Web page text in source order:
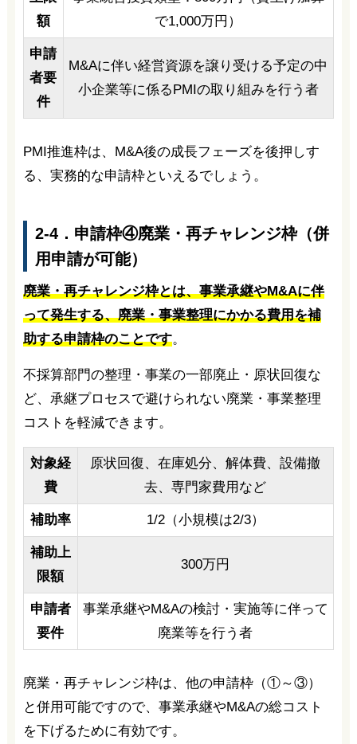
額
で1,000万円）
申請
者要
件
M&Aに伴い経営資源を譲り受ける予定の中
小企業等に係るPMIの取り組みを行う者
PMI推進枠は、M&A後の成長フェーズを後押しす
る、実務的な申請枠といえるでしょう。
2-4．申請枠④廃業・再チャレンジ枠（併
用申請が可能）
廃業・再チャレンジ枠とは、事業承継やM&Aに伴
って発生する、廃業・事業整理にかかる費用を補
助する申請枠のことです。
不採算部門の整理・事業の一部廃止・原状回復な
ど、承継プロセスで避けられない廃業・事業整理
コストを軽減できます。
対象経
費
原状回復、在庫処分、解体費、設備撤
去、専門家費用など
補助率 1/2（小規模は2/3）
補助上
限額
300万円
申請者
要件
事業承継やM&Aの検討・実施等に伴って
廃業等を行う者
廃業・再チャレンジ枠は、他の申請枠（①～③）
と併用可能ですので、事業承継やM&Aの総コスト
を下げるために有効です。